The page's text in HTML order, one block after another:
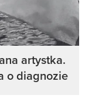
artystka.
o diagnozie